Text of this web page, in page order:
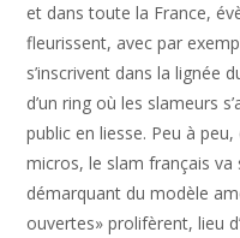
et dans toute la France,
fleurissent, avec par
s’inscrivent dans la lignée
d’un ring où les slameurs
public en liesse. Peu à
micros, le slam français
démarquant du modèle
ouvertes» prolifèrent, lieu